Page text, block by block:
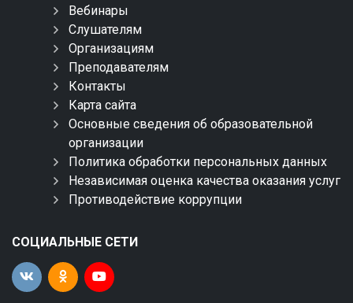
Вебинары
Слушателям
Организациям
Преподавателям
Контакты
Карта сайта
Основные сведения об образовательной
организации
Политика обработки персональных данных
Независимая оценка качества оказания услуг
Противодействие коррупции
СОЦИАЛЬНЫЕ СЕТИ